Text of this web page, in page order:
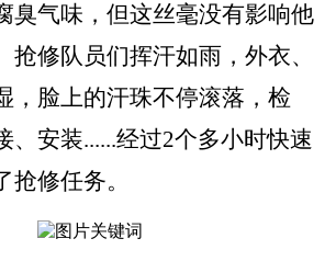
臭气味，但这丝毫没有影响他
抢修队员们挥汗如雨，外衣、
，脸上的汗珠不停滚落，检
、安装......经过2个多小时快速
修任务。